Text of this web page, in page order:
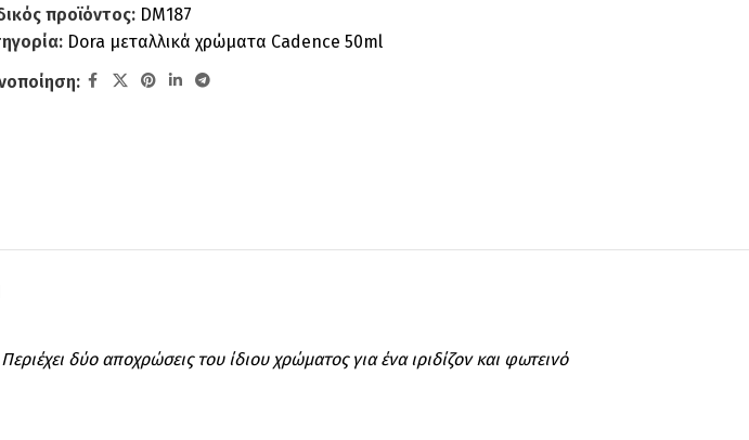
προϊόντος: DM187
Dora μεταλλικά χρώματα Cadence 50ml
δύο αποχρώσεις του ίδιου χρώματος για ένα ιριδίζον και φωτεινό